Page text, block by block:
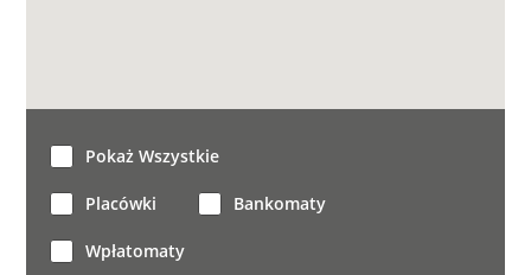
Pokaż Wszystkie
Placówki Bankomaty
Wpłatomaty